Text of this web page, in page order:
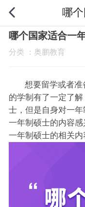
哪个国家适合一
分类 ：奥鹏教育
想要留学或者
的学制有了一定了
士，但是自身对一
一年制硕士的内容
一年制硕士的相关内